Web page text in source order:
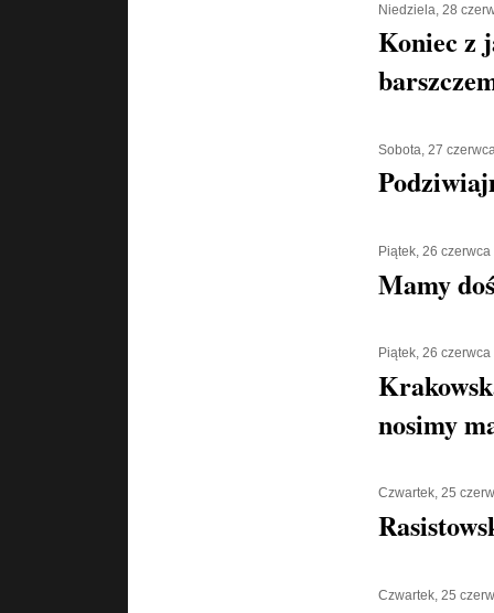
Niedziela, 28
Koniec z
Sobota, 27
Piątek, 26
Mamy
Piątek, 26
nosimy
Czwartek, 25
Czwartek, 25